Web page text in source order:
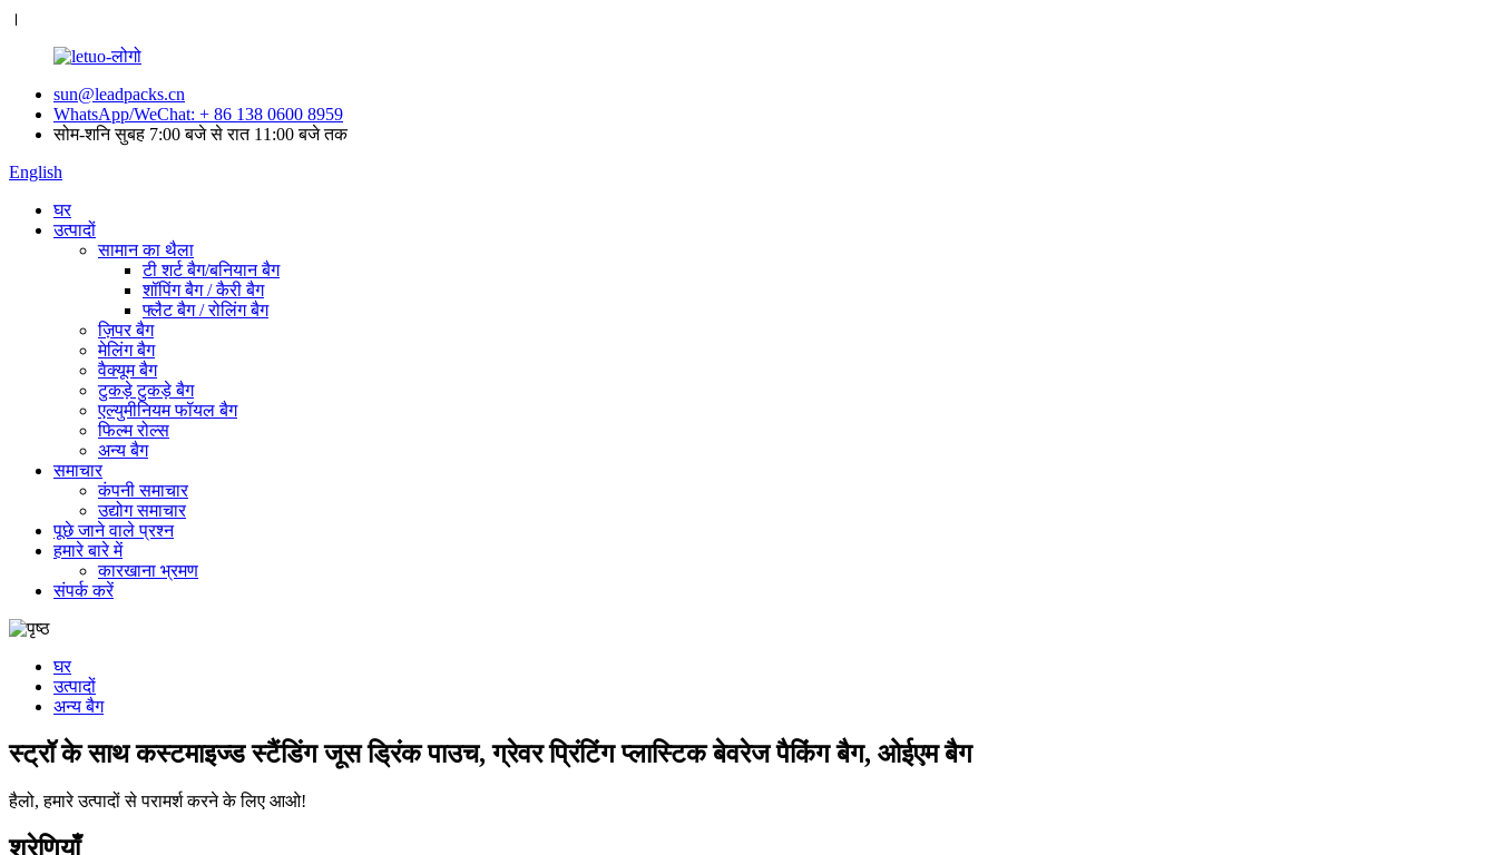
।
sun@leadpacks.cn
WhatsApp/WeChat: + 86 138 0600 8959
सोम-शनि सुबह 7:00 बजे से रात 11:00 बजे तक
English
घर
उत्पादों
सामान का थैला
टी शर्ट बैग/बनियान बैग
शॉपिंग बैग / कैरी बैग
फ्लैट बैग / रोलिंग बैग
ज़िपर बैग
मेलिंग बैग
वैक्यूम बैग
टुकड़े टुकड़े बैग
एल्युमीनियम फॉयल बैग
फिल्म रोल्स
अन्य बैग
समाचार
कंपनी समाचार
उद्योग समाचार
पूछे जाने वाले प्रश्न
हमारे बारे में
कारखाना भ्रमण
संपर्क करें
घर
उत्पादों
अन्य बैग
स्ट्रॉ के साथ कस्टमाइज्ड स्टैंडिंग जूस ड्रिंक पाउच, ग्रेवर प्रिंटिंग प्लास्टिक बेवरेज पैकिंग बैग, ओईएम बैग
हैलो, हमारे उत्पादों से परामर्श करने के लिए आओ!
श्रेणियाँ